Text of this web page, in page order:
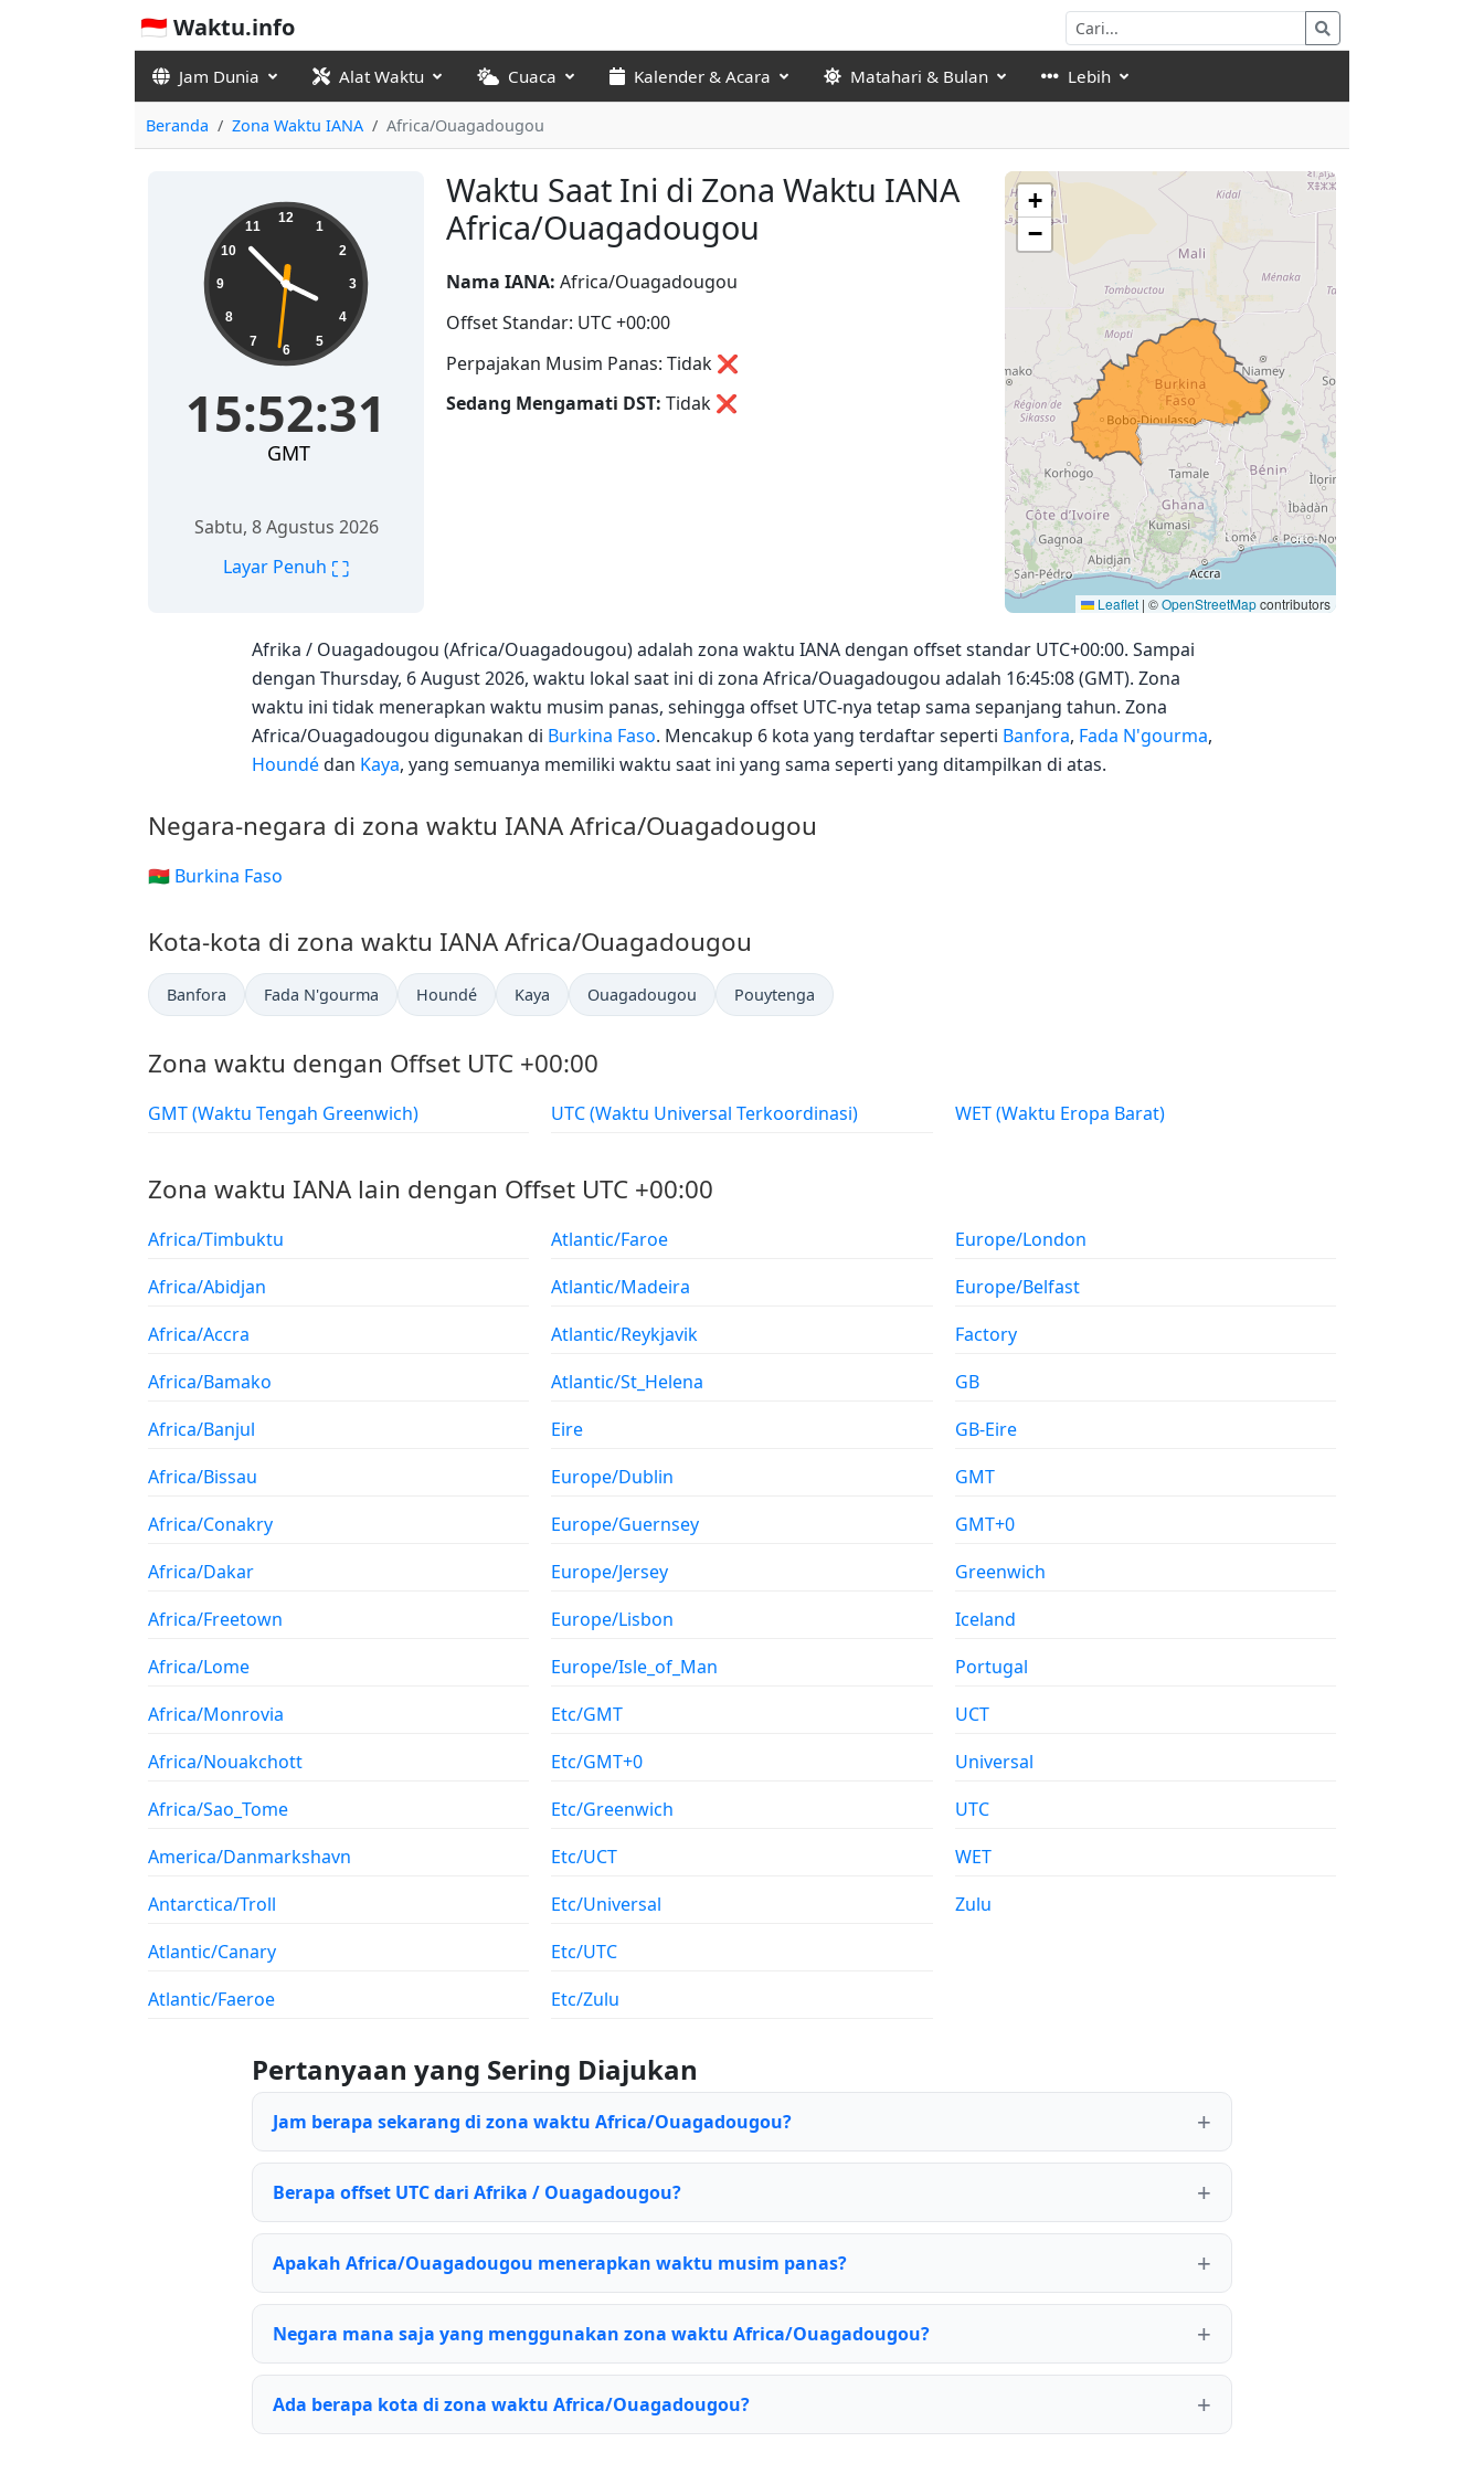
🇮🇩 Waktu.info
Jam Dunia Alat Waktu Cuaca Kalender & Acara Matahari & Bulan Lebih
Beranda Zona Waktu IANA Africa/Ouagadougou
Waktu Saat Ini di Zona Waktu IANA
Africa/Ouagadougou
15:52:31 12
1
2
3
4
5
6
7
8
9
10
11
15:52:31
GMT
Sabtu, 8 Agustus 2026
Layar Penuh ⛶
Nama IANA: Africa/Ouagadougou
Offset Standar: UTC +00:00
Perpajakan Musim Panas: Tidak ❌
Sedang Mengamati DST: Tidak ❌
+
−
Leaflet | ©OpenStreetMapcontributors
Afrika / Ouagadougou (Africa/Ouagadougou) adalah zona waktu IANA dengan offset standar UTC+00:00. Sampai
dengan Thursday, 6 August 2026, waktu lokal saat ini di zona Africa/Ouagadougou adalah 16:45:08 (GMT). Zona
waktu ini tidak menerapkan waktu musim panas, sehingga offset UTC-nya tetap sama sepanjang tahun. Zona
Africa/Ouagadougou digunakan di Burkina Faso. Mencakup 6 kota yang terdaftar seperti Banfora, Fada N'gourma,
Houndédan Kaya, yang semuanya memiliki waktu saat ini yang sama seperti yang ditampilkan di atas.
Negara-negara di zona waktu IANA Africa/Ouagadougou
🇧🇫 Burkina Faso
Kota-kota di zona waktu IANA Africa/Ouagadougou
Banfora Fada N'gourma Houndé Kaya Ouagadougou Pouytenga
Zona waktu dengan Offset UTC +00:00
GMT (Waktu Tengah Greenwich) UTC (Waktu Universal Terkoordinasi) WET (Waktu Eropa Barat)
Zona waktu IANA lain dengan Offset UTC +00:00
Africa/Timbuktu
Africa/Abidjan
Africa/Accra
Africa/Bamako
Africa/Banjul
Africa/Bissau
Africa/Conakry
Africa/Dakar
Africa/Freetown
Africa/Lome
Africa/Monrovia
Africa/Nouakchott
Africa/Sao_Tome
America/Danmarkshavn
Antarctica/Troll
Atlantic/Canary
Atlantic/Faeroe
Atlantic/Faroe
Atlantic/Madeira
Atlantic/Reykjavik
Atlantic/St_Helena
Eire
Europe/Dublin
Europe/Guernsey
Europe/Jersey
Europe/Lisbon
Europe/Isle_of_Man
Etc/GMT
Etc/GMT+0
Etc/Greenwich
Etc/UCT
Etc/Universal
Etc/UTC
Etc/Zulu
Europe/London
Europe/Belfast
Factory
GB
GB-Eire
GMT
GMT+0
Greenwich
Iceland
Portugal
UCT
Universal
UTC
WET
Zulu
Pertanyaan yang Sering Diajukan
Jam berapa sekarang di zona waktu Africa/Ouagadougou?
Berapa offset UTC dari Afrika / Ouagadougou?
Apakah Africa/Ouagadougou menerapkan waktu musim panas?
Negara mana saja yang menggunakan zona waktu Africa/Ouagadougou?
Ada berapa kota di zona waktu Africa/Ouagadougou?